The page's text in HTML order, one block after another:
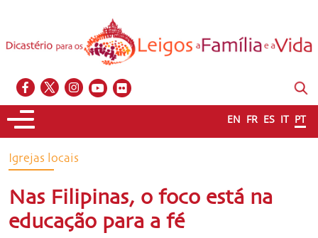
EN FR ES IT PT
Igrejas locais
Nas Filipinas, o foco está na
educação para a fé